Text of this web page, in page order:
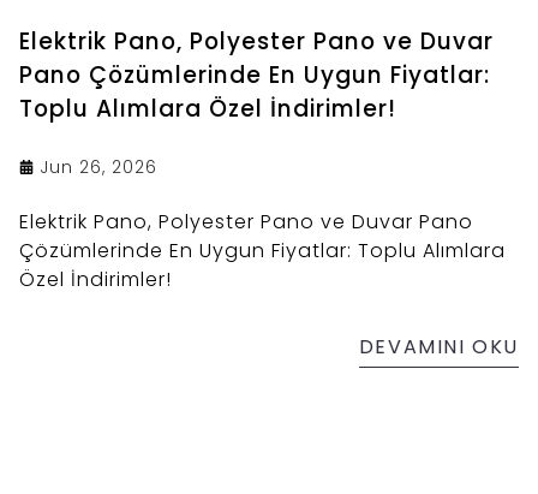
Elektrik Pano, Polyester Pano ve Duvar
Pano Çözümlerinde En Uygun Fiyatlar:
Toplu Alımlara Özel İndirimler!
Jun 26, 2026
Elektrik Pano, Polyester Pano ve Duvar Pano
Çözümlerinde En Uygun Fiyatlar: Toplu Alımlara
Özel İndirimler!
DEVAMINI OKU